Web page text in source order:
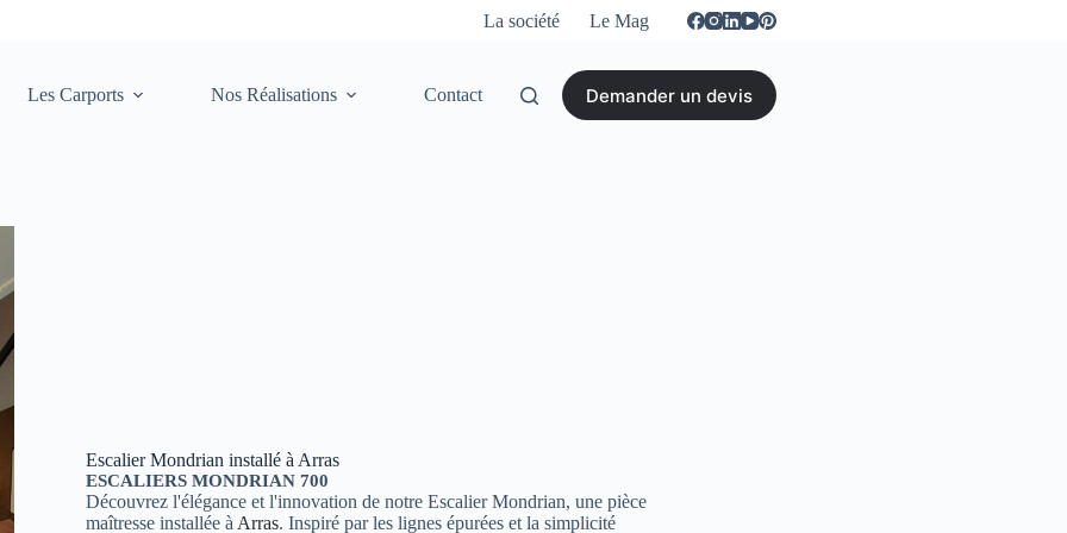
La société Le Mag
Les Carports Nos Réalisations Contact Demander un devis
Escalier Mondrian installé à Arras
ESCALIERS MONDRIAN 700
Découvrez l'élégance et l'innovation de notre Escalier Mondrian, une pièce
maîtresse installée à Arras. Inspiré par les lignes épurées et la simplicité